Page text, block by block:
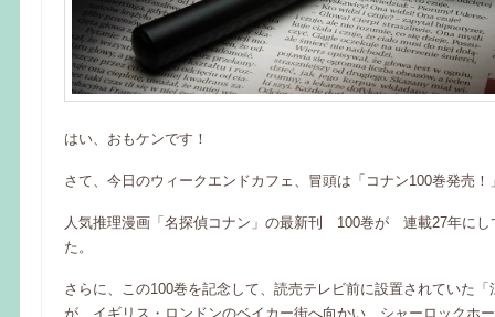
はい、おもケンです！
さて、今日のウィークエンドカフェ、冒頭は「コナン100巻発売！
人気推理漫画「名探偵コナン」の最新刊 100巻が 連載27年にし
た。
さらに、この100巻を記念して、読売テレビ前に設置されていた「
が イギリス・ロンドンのベイカー街へ向かい、シャーロックホ